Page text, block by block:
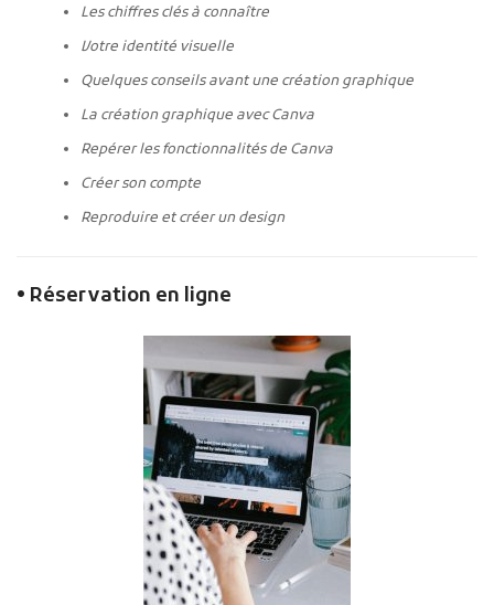
Les chiffres clés à connaître
Votre identité visuelle
Quelques conseils avant une création graphique
La création graphique avec Canva
Repérer les fonctionnalités de Canva
Créer son compte
Reproduire et créer un design
• Réservation en ligne